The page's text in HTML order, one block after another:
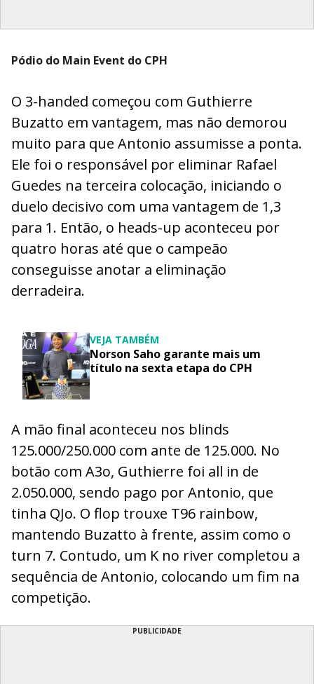
Pódio do Main Event do CPH
O 3-handed começou com Guthierre
Buzatto em vantagem, mas não demorou
muito para que Antonio assumisse a ponta.
Ele foi o responsável por eliminar Rafael
Guedes na terceira colocação, iniciando o
duelo decisivo com uma vantagem de 1,3
para 1. Então, o heads-up aconteceu por
quatro horas até que o campeão
conseguisse anotar a eliminação
derradeira.
VEJA TAMBÉM
Norson Saho garante mais um
título na sexta etapa do CPH
A mão final aconteceu nos blinds
125.000/250.000 com ante de 125.000. No
botão com A3o, Guthierre foi all in de
2.050.000, sendo pago por Antonio, que
tinha QJo. O flop trouxe T96 rainbow,
mantendo Buzatto à frente, assim como o
turn 7. Contudo, um K no river completou a
sequência de Antonio, colocando um fim na
competição.
PUBLICIDADE